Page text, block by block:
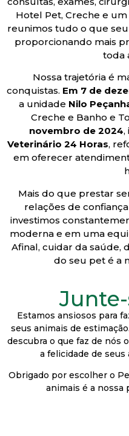
Hotel Pet, Creche e
reunimos tudo o que
proporcionando mais
toda
Nossa trajetória é
conquistas. Em 7 de
a unidade Nilo
Creche e Banho e
novembro de 2024,
Veterinário 24 Horas,
em oferecer
Mais do que prestar
relações de
investimos
moderna e em uma
Afinal, cuidar da saúde,
do seu pet é a
Estamos ansiosos para
seus animais de
descubra o que faz de nós
a felicidade de seus
Obrigado por escolher o
animais é a nossa